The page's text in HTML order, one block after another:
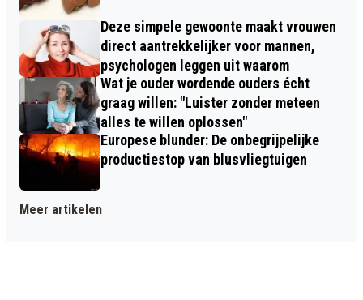
Deze simpele gewoonte maakt vrouwen
direct aantrekkelijker voor mannen,
psychologen leggen uit waarom
Wat je ouder wordende ouders écht
graag willen: "Luister zonder meteen
alles te willen oplossen"
Europese blunder: De onbegrijpelijke
productiestop van blusvliegtuigen
Meer artikelen